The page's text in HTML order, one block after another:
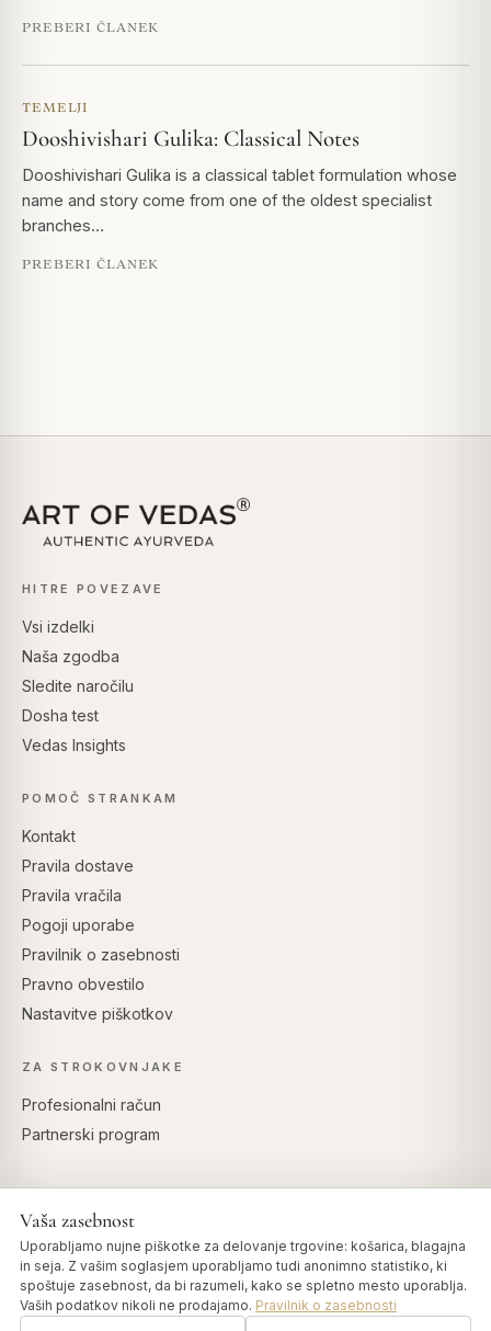
PREBERI ČLANEK
TEMELJI
Dooshivishari Gulika: Classical Notes
Dooshivishari Gulika is a classical tablet formulation whose
name and story come from one of the oldest specialist
branches…
PREBERI ČLANEK
HITRE POVEZAVE
Vsi izdelki
Naša zgodba
Sledite naročilu
Dosha test
Vedas Insights
POMOČ STRANKAM
Kontakt
Pravila dostave
Pravila vračila
Pogoji uporabe
Pravilnik o zasebnosti
Pravno obvestilo
Nastavitve piškotkov
ZA STROKOVNJAKE
Profesionalni račun
Partnerski program
Vaša zasebnost
Uporabljamo nujne piškotke za delovanje trgovine: košarica, blagajna
in seja. Z vašim soglasjem uporabljamo tudi anonimno statistiko, ki
spoštuje zasebnost, da bi razumeli, kako se spletno mesto uporablja.
Vaših podatkov nikoli ne prodajamo. Pravilnik o zasebnosti